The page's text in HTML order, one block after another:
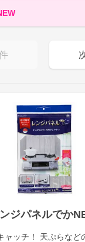
ジパネルでか
ャッチ！ 天ぷらなど